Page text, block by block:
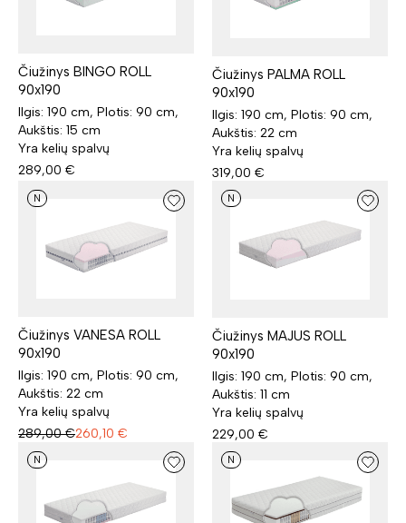
Čiužinys BINGO ROLL
90x190
Ilgis: 190 cm, Plotis: 90 cm,
Aukštis: 15 cm
Yra kelių spalvų
289,00 €
Čiužinys PALMA ROLL
90x190
Ilgis: 190 cm, Plotis: 90 cm,
Aukštis: 22 cm
Yra kelių spalvų
319,00 €
N
Čiužinys VANESA ROLL
90x190
Ilgis: 190 cm, Plotis: 90 cm,
Aukštis: 22 cm
Yra kelių spalvų
289,00 €260,10 €
N
Čiužinys MAJUS ROLL
90x190
Ilgis: 190 cm, Plotis: 90 cm,
Aukštis: 11 cm
Yra kelių spalvų
229,00 €
N N